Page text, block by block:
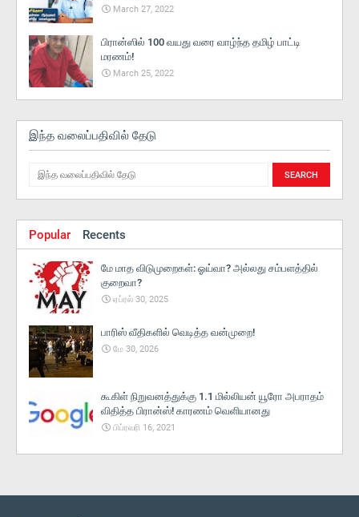
March 27, 2022
பிரான்ஸில் 100 வயது வரை வாழ்ந்த தமிழ் பாட்டி
மரணம்!
March 25, 2022
இந்த வலைப்பதிவில் தேடு
Popular Recents
மே மாத விடுமுறைகள்: ஓய்வா? அல்லது சம்பளத்தில்
குறைவா?
ஏப்ரல் 30, 2025
பாரிஸ் வீதிகளில் வெடித்த வன்முறை!
மே 30, 2026
கூகிள் நிறுவனத்துக்கு 1.1 மில்லியன் யூரோ அபராதம்
விதித்த பிரான்ஸ்! காரணம் வெளியானது
பிப்ரவரி 16, 2021